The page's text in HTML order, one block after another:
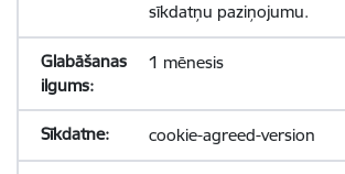
sīkdatņu paziņojumu.
1 mēnesis
cookie-agreed-version